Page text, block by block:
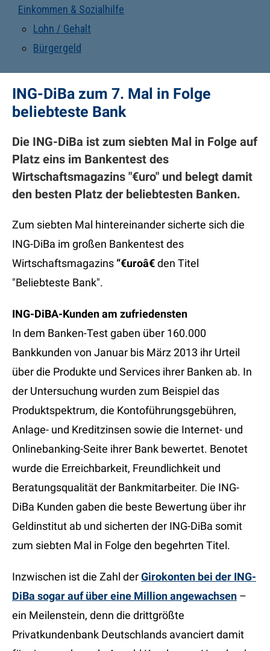
Einkommen & Sozialhilfe
Lohn / Gehalt
Bürgergeld
ING-DiBa zum 7. Mal in Folge
beliebteste Bank
Die ING-DiBa ist zum siebten Mal in Folge auf
Platz eins im Bankentest des
Wirtschaftsmagazins "€uro" und belegt damit
den besten Platz der beliebtesten Banken.
Zum siebten Mal hintereinander sicherte sich die
ING-DiBa im großen Bankentest des
Wirtschaftsmagazins “€uroâ€den Titel
"Beliebteste Bank".
ING-DiBA-Kunden am zufriedensten
In dem Banken-Test gaben über 160.000
Bankkunden von Januar bis März 2013 ihr Urteil
über die Produkte und Services ihrer Banken ab. In
der Untersuchung wurden zum Beispiel das
Produktspektrum, die Kontoführungsgebühren,
Anlage- und Kreditzinsen sowie die Internet- und
Onlinebanking-Seite ihrer Bank bewertet. Benotet
wurde die Erreichbarkeit, Freundlichkeit und
Beratungsqualität der Bankmitarbeiter. Die ING-
DiBa Kunden gaben die beste Bewertung über ihr
Geldinstitut ab und sicherten der ING-DiBa somit
zum siebten Mal in Folge den begehrten Titel.
Inzwischen ist die Zahl derGirokonten bei der ING-
DiBa sogar auf über eine Million angewachsen –
ein Meilenstein, denn die drittgrößte
Privatkundenbank Deutschlands avanciert damit